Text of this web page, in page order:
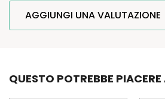
AGGIUNGI UNA VALUTAZIONE
QUESTO POTREBBE